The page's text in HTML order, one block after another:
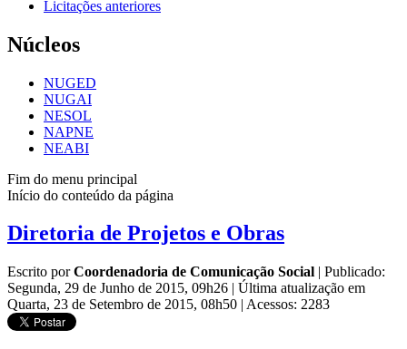
Licitações anteriores
Núcleos
NUGED
NUGAI
NESOL
NAPNE
NEABI
Fim do menu principal
Início do conteúdo da página
Diretoria de Projetos e Obras
Escrito porCoordenadoria de Comunicação Social | Publicado:
Segunda, 29 de Junho de 2015, 09h26 | Última atualização em
Quarta, 23 de Setembro de 2015, 08h50 | Acessos: 2283